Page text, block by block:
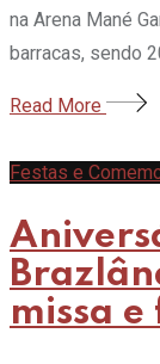
na Arena Mané
barracas, sendo
Read More
Festas e
missa